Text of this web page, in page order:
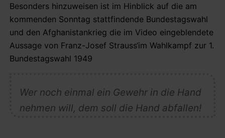
Besonders hinzuweisen ist im Hinblick auf die am
kommenden Sonntag stattfindende Bundestagswahl
und den Afghanistankrieg die im Video eingeblendete
Aussage von Franz-Josef Strauss‘im Wahlkampf zur 1.
Bundestagswahl 1949
Wer noch einmal ein Gewehr in die Hand
nehmen will, dem soll die Hand abfallen!